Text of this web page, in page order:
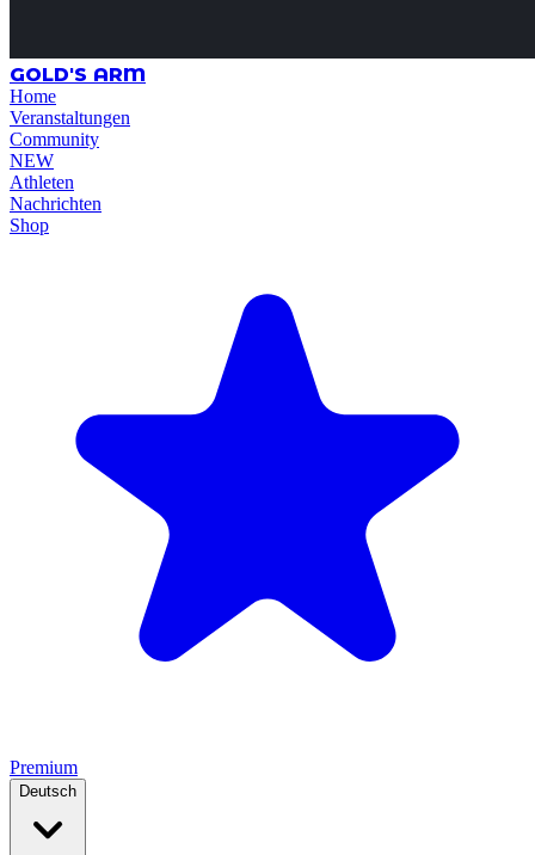
GOLD'S ARM
Home
Veranstaltungen
Community
NEW
Athleten
Nachrichten
Shop
Premium
Deutsch